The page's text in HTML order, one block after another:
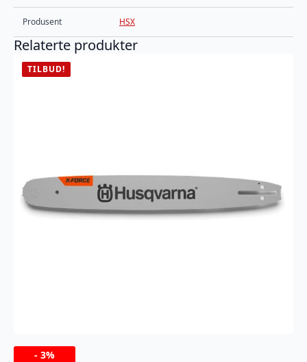
Produsent HSX
Relaterte produkter
TILBUD!
- 3%